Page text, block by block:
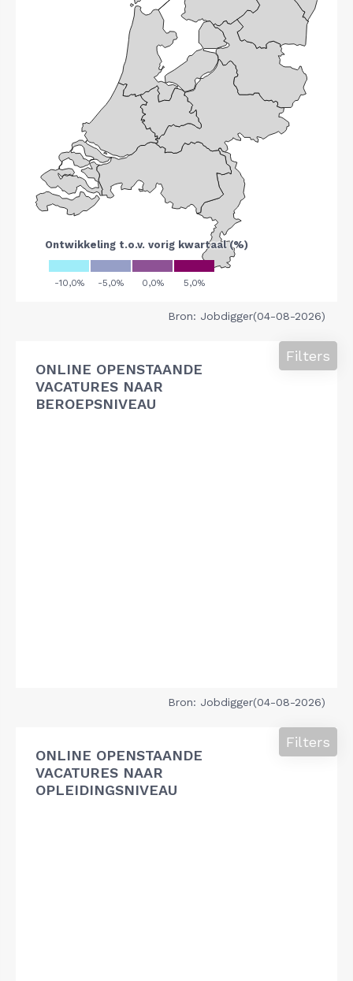
Bron: Jobdigger(04-08-2026)
ONLINE OPENSTAANDE
VACATURES NAAR
BEROEPSNIVEAU
Filters
Bron: Jobdigger(04-08-2026)
ONLINE OPENSTAANDE
VACATURES NAAR
OPLEIDINGSNIVEAU
Filters